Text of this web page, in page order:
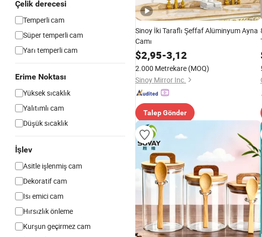
Çelik derecesi
Temperli cam
Süper temperli cam
Yarı temperli cam
Erime Noktası
Yüksek sıcaklık
Yalıtımlı cam
Düşük sıcaklık
İşlev
Asitle işlenmiş cam
Dekoratif cam
Isı emici cam
Hırsızlık önleme
Kurşun geçirmez cam
Sinoy İki Taraflı Şeffaf Alüminyum Ayna
Camı
$2,95-3,12
2.000 Metrekare (MOQ)
Sinoy Mirror Inc.
Talep Gönder